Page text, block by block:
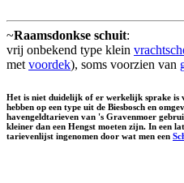
~Raamsdonkse schuit:
vrij onbekend type klein
met voordek), soms voorzien van
Het is niet duidelijk of er werkelijk sprake is
hebben op een type uit de Biesbosch en
havengeldtarieven van 's Gravenmoer
kleiner dan een Hengst moeten zijn. In een
tarievenlijst ingenomen door wat men een